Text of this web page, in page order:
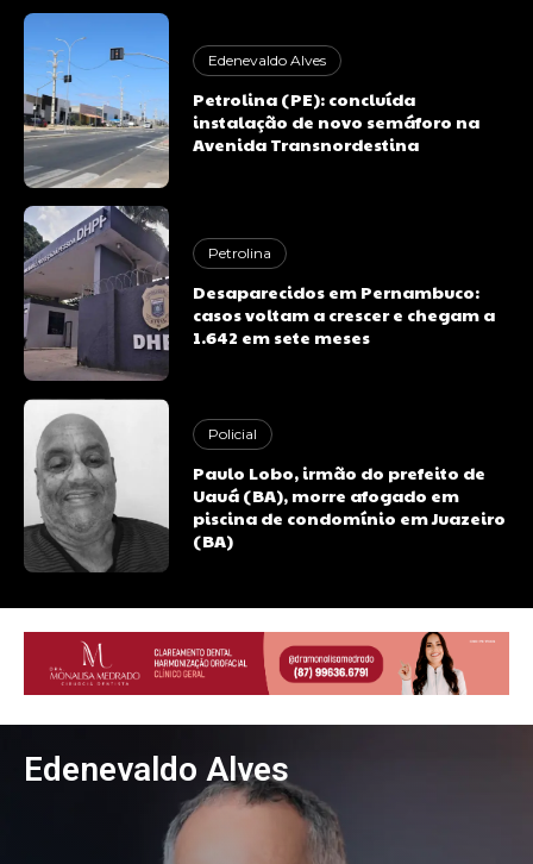
Edenevaldo Alves
Petrolina (PE): concluída
instalação de novo semáforo na
Avenida Transnordestina
Petrolina
Desaparecidos em Pernambuco:
casos voltam a crescer e chegam a
1.642 em sete meses
Policial
Paulo Lobo, irmão do prefeito de
Uauá (BA), morre afogado em
piscina de condomínio em Juazeiro
(BA)
Edenevaldo Alves